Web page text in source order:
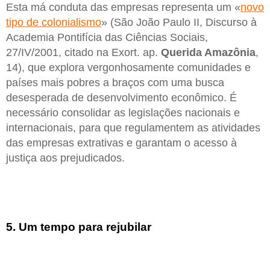
Esta má conduta das empresas representa um «novo
tipo de colonialismo» (São João Paulo II, Discurso à
Academia Pontifícia das Ciências Sociais,
27/IV/2001, citado na Exort. ap. Querida Amazônia,
14), que explora vergonhosamente comunidades e
países mais pobres a braços com uma busca
desesperada de desenvolvimento econômico. É
necessário consolidar as legislações nacionais e
internacionais, para que regulamentem as atividades
das empresas extrativas e garantam o acesso à
justiça aos prejudicados.
5. Um tempo para rejubilar